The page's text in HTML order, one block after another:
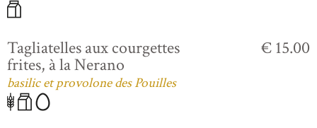
Tagliatelles aux courgettes
frites, à la Nerano
basilic et provolone des Pouilles
€ 15.00